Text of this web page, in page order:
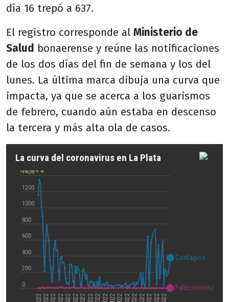
día 16 trepó a 637.
El registro corresponde al Ministerio de
Salud bonaerense y reúne las notificaciones
de los dos días del fin de semana y los del
lunes. La última marca dibuja una curva que
impacta, ya que se acerca a los guarismos
de febrero, cuando aún estaba en descenso
la tercera y más alta ola de casos.